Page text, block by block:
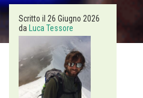
Scritto il 26 Giugno 2026
da Luca Tessore